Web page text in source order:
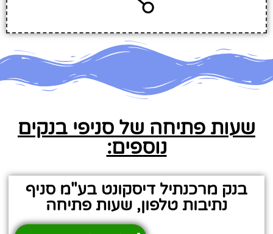
שעות פתיחה של סניפי בנקים
נוספים:
בנק מרכנתיל דיסקונט בע"מ סניף
נתיבות טלפון, שעות פתיחה